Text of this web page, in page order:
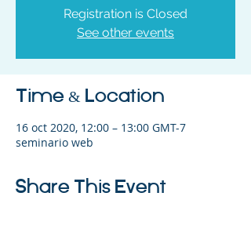
Registration is Closed
See other events
Time & Location
16 oct 2020, 12:00 – 13:00 GMT-7
seminario web
Share This Event